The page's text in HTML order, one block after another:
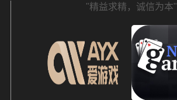
"精益求精，诚信为本"